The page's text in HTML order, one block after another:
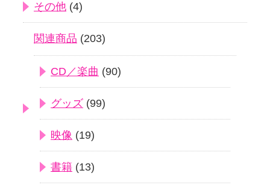
その他 (4)
関連商品 (203)
CD／楽曲 (90)
グッズ (99)
映像 (19)
書籍 (13)